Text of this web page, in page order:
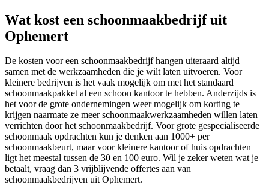
Wat kost een schoonmaakbedrijf uit
Ophemert
De kosten voor een schoonmaakbedrijf hangen uiteraard altijd
samen met de werkzaamheden die je wilt laten uitvoeren. Voor
kleinere bedrijven is het vaak mogelijk om met het standaard
schoonmaakpakket al een schoon kantoor te hebben. Anderzijds is
het voor de grote ondernemingen weer mogelijk om korting te
krijgen naarmate ze meer schoonmaakwerkzaamheden willen laten
verrichten door het schoonmaakbedrijf. Voor grote gespecialiseerde
schoonmaak opdrachten kun je denken aan 1000+ per
schoonmaakbeurt, maar voor kleinere kantoor of huis opdrachten
ligt het meestal tussen de 30 en 100 euro. Wil je zeker weten wat je
betaalt, vraag dan 3 vrijblijvende offertes aan van
schoonmaakbedrijven uit Ophemert.